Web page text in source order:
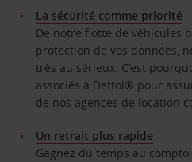
La sécurité comme priorité
De notre flotte de véhicules
protection de vos données,
très au sérieux. C’est
associés à Dettol® pour
de nos agences de location
Un retrait plus rapide
Gagnez du temps au